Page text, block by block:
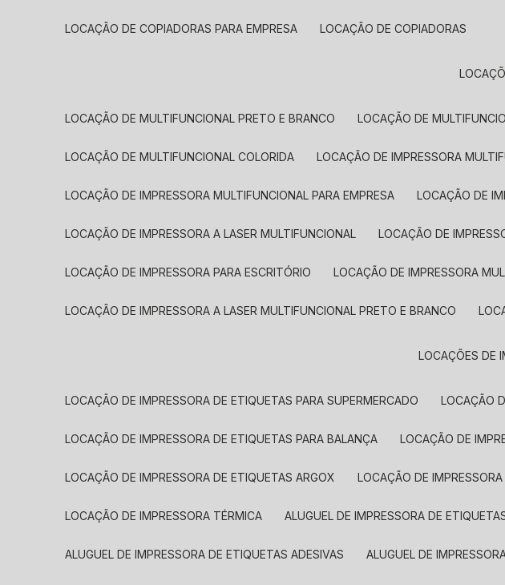
LOCAÇÃO DE COPIADORAS PARA EMPRESA LOCAÇÃO DE COPIADORAS
LOCAÇÃO DE MULTIFUNCIONAL PRETO E BRANCO LOCAÇÃO DE
LOCAÇÃO DE MULTIFUNCIONAL COLORIDA LOCAÇÃO DE IMPRESSORA
LOCAÇÃO DE IMPRESSORA MULTIFUNCIONAL PARA EMPRESA LOCAÇÃO DE
LOCAÇÃO DE IMPRESSORA A LASER MULTIFUNCIONAL LOCAÇÃO DE
LOCAÇÃO DE IMPRESSORA PARA ESCRITÓRIO LOCAÇÃO DE IMPRESSORA
LOCAÇÃO DE IMPRESSORA A LASER MULTIFUNCIONAL PRETO E BRANCO
LOCAÇÕES DE
LOCAÇÃO DE IMPRESSORA DE ETIQUETAS PARA SUPERMERCADO LOCAÇÃO
LOCAÇÃO DE IMPRESSORA DE ETIQUETAS PARA BALANÇA LOCAÇÃO DE
LOCAÇÃO DE IMPRESSORA DE ETIQUETAS ARGOX LOCAÇÃO DE
LOCAÇÃO DE IMPRESSORA TÉRMICA ALUGUEL DE IMPRESSORA DE
ALUGUEL DE IMPRESSORA DE ETIQUETAS ADESIVAS ALUGUEL DE